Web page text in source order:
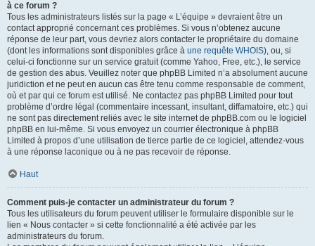
à ce forum ?
Tous les administrateurs listés sur la page « L’équipe » devraient être un
contact approprié concernant ces problèmes. Si vous n’obtenez aucune
réponse de leur part, vous devriez alors contacter le propriétaire du domaine
(dont les informations sont disponibles grâce à une requête WHOIS), ou, si
celui-ci fonctionne sur un service gratuit (comme Yahoo, Free, etc.), le service
de gestion des abus. Veuillez noter que phpBB Limited n’a absolument aucune
juridiction et ne peut en aucun cas être tenu comme responsable de comment,
où et par qui ce forum est utilisé. Ne contactez pas phpBB Limited pour tout
problème d’ordre légal (commentaire incessant, insultant, diffamatoire, etc.) qui
ne sont pas directement reliés avec le site internet de phpBB.com ou le logiciel
phpBB en lui-même. Si vous envoyez un courrier électronique à phpBB
Limited à propos d’une utilisation de tierce partie de ce logiciel, attendez-vous
à une réponse laconique ou à ne pas recevoir de réponse.
Haut
Comment puis-je contacter un administrateur du forum ?
Tous les utilisateurs du forum peuvent utiliser le formulaire disponible sur le
lien « Nous contacter » si cette fonctionnalité a été activée par les
administrateurs du forum.